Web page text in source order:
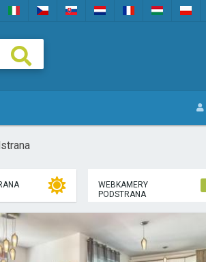
WEBKAMERY
PODSTRANA